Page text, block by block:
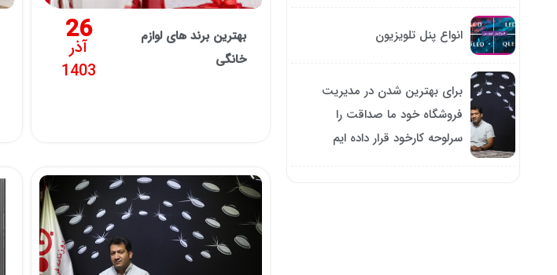
انواع پنل تلویزیون
برای بهترین شدن در مدیریت
فروشگاه خود ما صداقت را
سرلوحه کارخود قرار داده ایم
بهترین برند های لوازم
خانگی
26
آذر
1403